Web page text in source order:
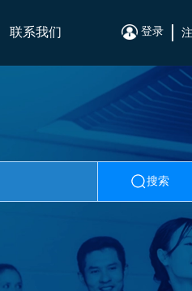
联系我们 登录
搜索